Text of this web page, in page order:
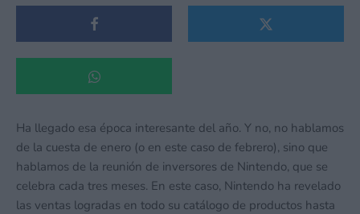
Ha llegado esa época interesante del año. Y no, no hablamos
de la cuesta de enero (o en este caso de febrero), sino que
hablamos de la reunión de inversores de Nintendo, que se
celebra cada tres meses. En este caso, Nintendo ha revelado
las ventas logradas en todo su catálogo de productos hasta